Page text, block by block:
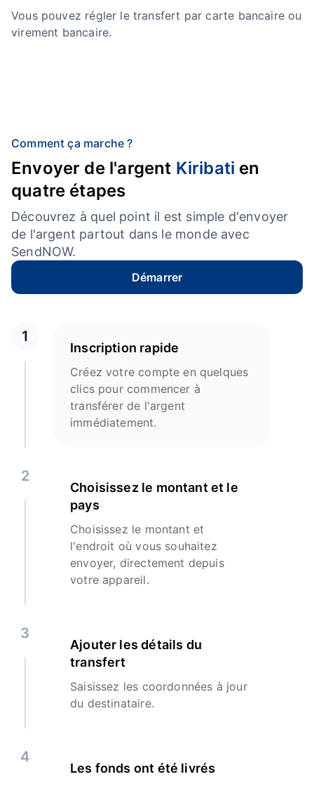
Vous pouvez régler le transfert par carte bancaire ou
virement bancaire.
Comment ça marche ?
Envoyer de l'argent Kiribati en
quatre étapes
Découvrez à quel point il est simple d'envoyer
de l'argent partout dans le monde avec
SendNOW.
Démarrer
1
Inscription rapide
Créez votre compte en quelques
clics pour commencer à
transférer de l'argent
immédiatement.
2
Choisissez le montant et le
pays
Choisissez le montant et
l'endroit où vous souhaitez
envoyer, directement depuis
votre appareil.
3
Ajouter les détails du
transfert
Saisissez les coordonnées à jour
du destinataire.
4
Les fonds ont été livrés